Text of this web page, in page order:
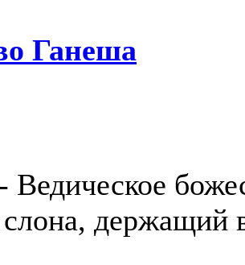
Ганеша
Ведическое
слона, держащий